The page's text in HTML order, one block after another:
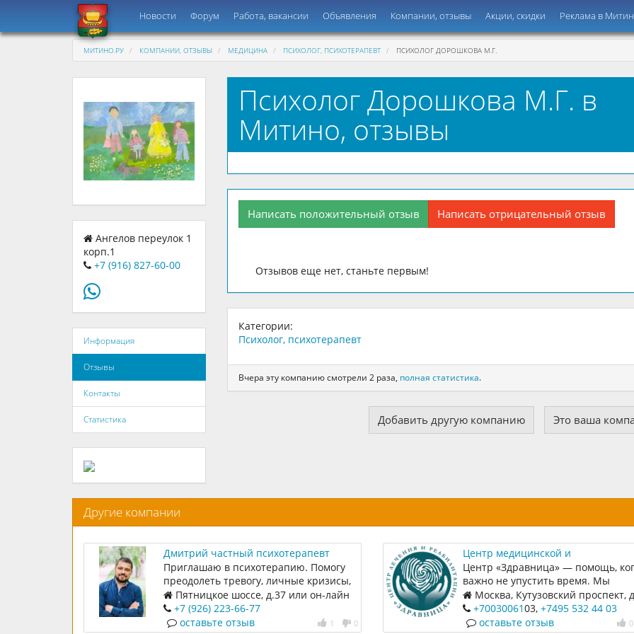
Новости Форум Работа, вакансии Объявления Компании, отзывы Акции, скидки Реклама в
МИТИНО.РУ КОМПАНИИ, ОТЗЫВЫ МЕДИЦИНА ПСИХОЛОГ, ПСИХОТЕРАПЕВТ ПСИХОЛОГ ДОРОШКОВА М.Г.
Ангелов переулок 1
корп.1
+7 (916) 827-60-00
Информация
Отзывы
Контакты
Статистика
Психолог Дорошкова М.Г. в
Митино, отзывы
Написать положительный отзыв Написать отрицательный отзыв
Отзывов еще нет, станьте первым!
Категории:
Психолог, психотерапевт
Вчера эту компанию смотрели 2 раза, полная статистика.
Добавить другую компанию Это ваша
Другие компании
Дмитрий частный психотерапевт
Приглашаю в психотерапию. Помогу
преодолеть тревогу, личные кризисы,
нормализовать семейные отношения,
обрести внутренние опоры и радость
жизни. Бережно и с уважением.
Пятницкое шоссе, д.37 или он-лайн
+7 (926) 223-66-77
1 0
оставьте отзыв
Центр медицинской и
психологической помощи
Центр «Здравница» — помощь,
важно не упустить время. Мы
специализируемся на лечении
зависимостей и восстановлении
психического здоровья. Работаем с
Москва, Кутузовский проспект,
стр. 1, пом.101
+7003006103, +7495 532 44 03
0
оставьте отзыв